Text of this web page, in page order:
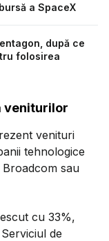
a SpaceX
după ce
folosirea
veniturilor
venituri
tehnologice
sau
cu 33%,
de